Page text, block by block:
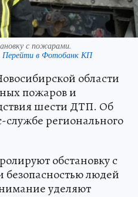
с пожарами.
Перейти в Фотобанк КП
области
пожаров и
шести ДТП. Об
службе регионального
обстановку с
людей
уделяют